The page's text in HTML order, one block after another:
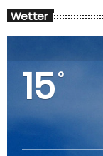
Wetter
15°